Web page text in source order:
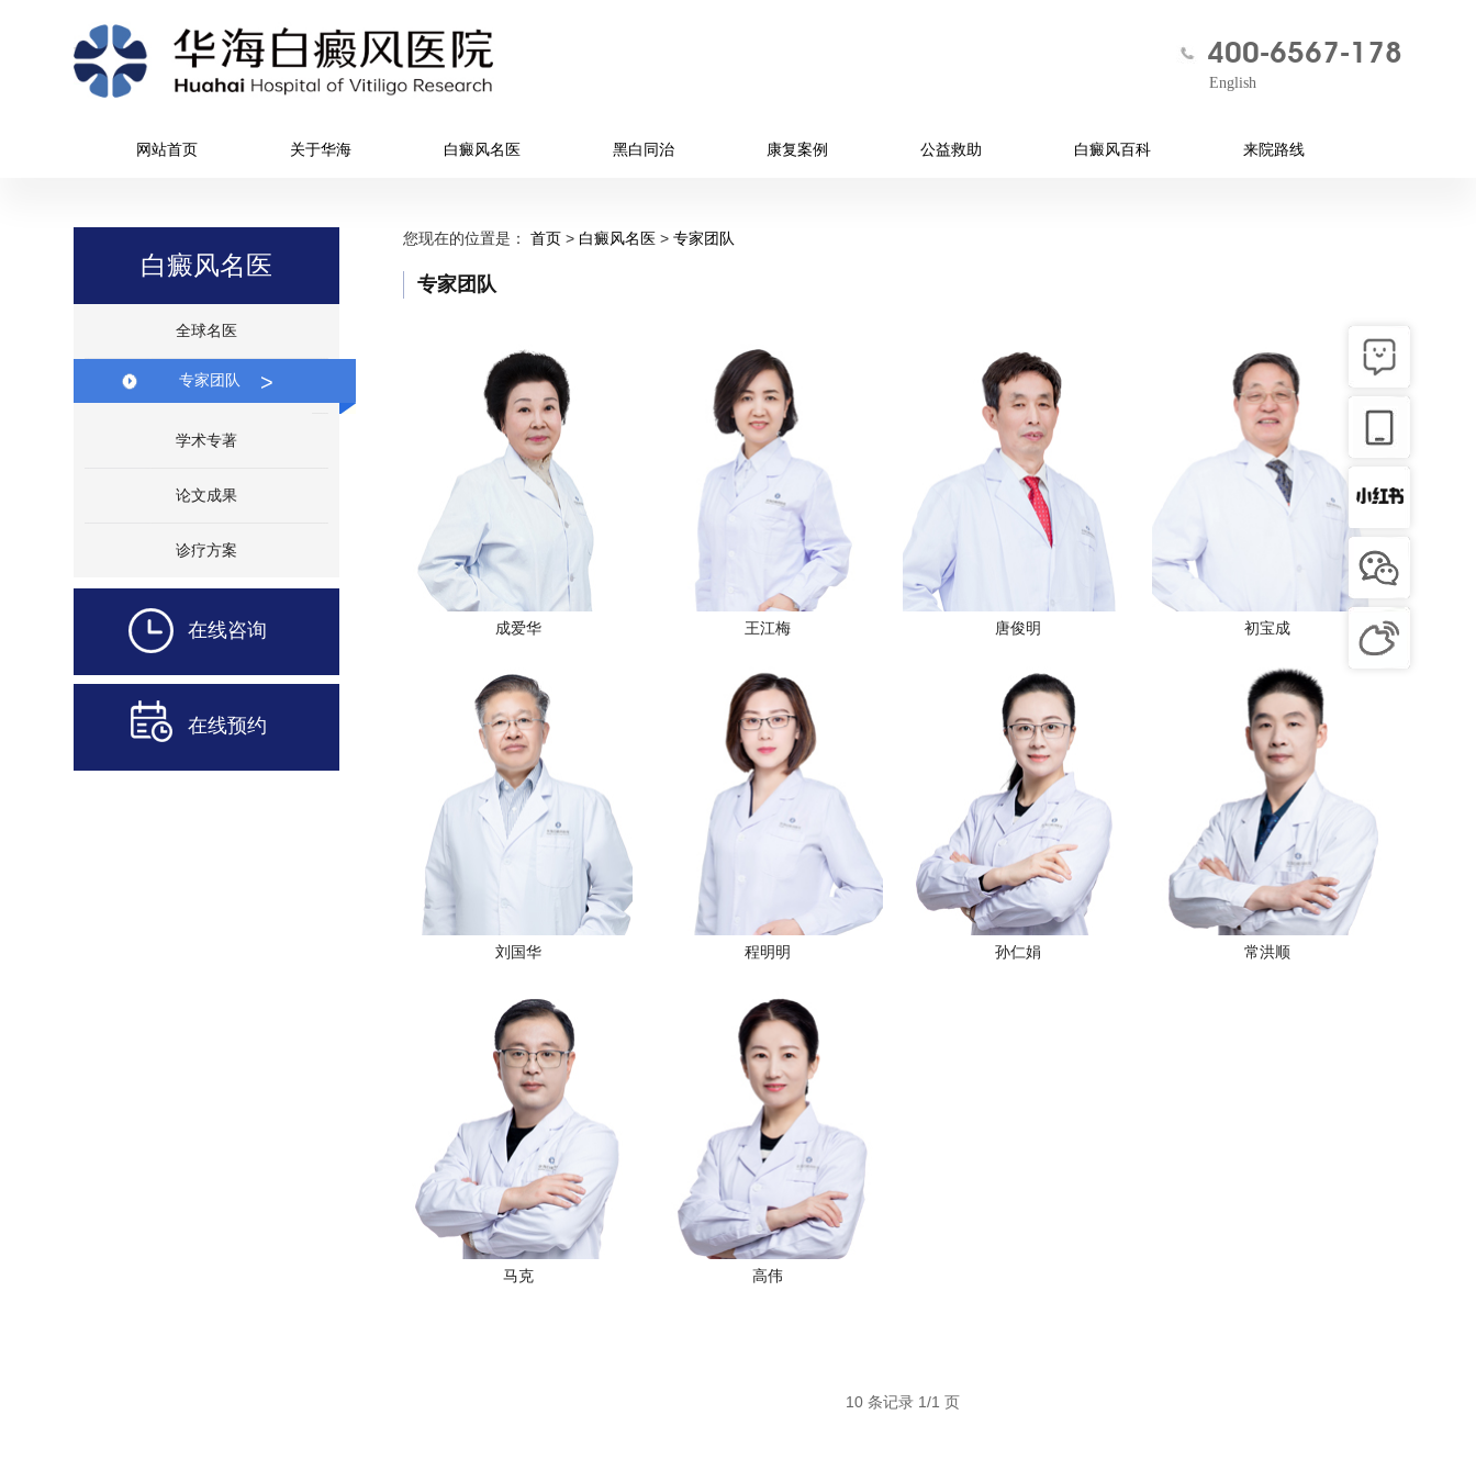
400-6567-178
English
网站首页 关于华海 白癜风名医 黑白同治 康复案例 公益救助 白癜风百科 来院路线
白癜风名医
全球名医
专家团队 >
学术专著
论文成果
诊疗方案
在线咨询
在线预约
您现在的位置是： 首页 > 白癜风名医 > 专家团队
专家团队
成爱华 王江梅 唐俊明 初宝成
刘国华 程明明 孙仁娟 常洪顺
马克 高伟
10 条记录 1/1 页